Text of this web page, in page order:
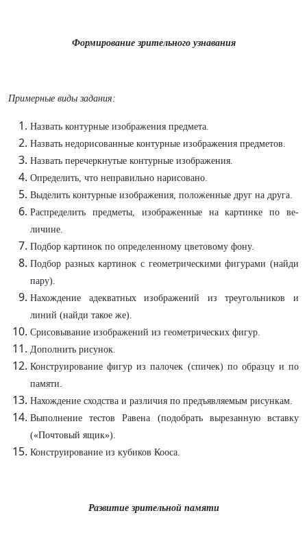
Формирование зрительного узнавания
Примерные виды задания:
Назвать контурные изображения предмета.
Назвать недорисованные контурные изображения предме­тов.
Назвать перечеркнутые контурные изображения.
Определить, что неправильно нарисовано.
Выделить контурные изображения, положенные друг на друга.
Распределить предметы, изображенные на картинке по ве­
личине.
Подбор картинок по определенному цветовому фону.
Подбор разных картинок с геометрическими фигурами (найди
пару).
Нахождение адекватных изображений из треугольников и
линий (найди такое же).
Срисовывание изображений из геометрических фигур.
Дополнить рисунок.
Конструирование фигур из палочек (спичек) по образцу и по
памяти.
Нахождение сходства и различия по предъявляемым рисункам.
Выполнение тестов Равена (подобрать вырезанную вставку
(«Почтовый ящик»).
Конструирование из кубиков Кооса.
Развитие зрительной памяти